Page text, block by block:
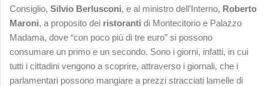
Consiglio, Silvio Berlusconi, e al ministro dell’Interno, Roberto
Maroni, a proposito dei ristoranti di Montecitorio e Palazzo
Madama, dove “con poco più di tre euro” si possono
consumare un primo e un secondo. Sono i giorni, infatti, in cui
tutti i cittadini vengono a scoprire, attraverso i giornali, che i
parlamentari possono mangiare a prezzi stracciati lamelle di